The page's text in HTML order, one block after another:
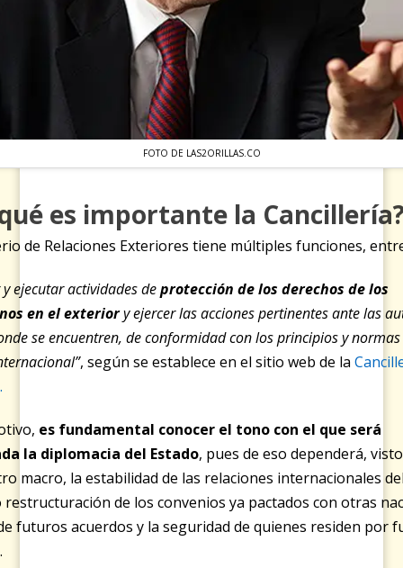
FOTO DE LAS2ORILLAS.CO
es importante la
de Relaciones Exteriores tiene múltiples funciones,
ejecutar actividades deprotección de los derechos de los
en el exteriory ejercer las acciones pertinentes ante las
se encuentren, de conformidad con los principios y
, según se establece en el sitio web de la
es fundamental conocer el tono con el que será
la diplomacia del Estado, pues de eso dependerá,
macro, la estabilidad de las relaciones internacionales
de los convenios ya pactados con otras
futuros acuerdos y la seguridad de quienes residen por